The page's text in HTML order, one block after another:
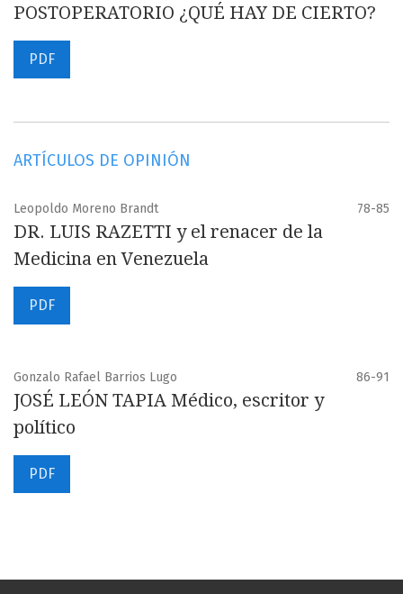
POSTOPERATORIO ¿QUÉ HAY DE CIERTO?
PDF
ARTÍCULOS DE OPINIÓN
Leopoldo Moreno Brandt 78-85
DR. LUIS RAZETTI y el renacer de la
Medicina en Venezuela
PDF
Gonzalo Rafael Barrios Lugo 86-91
JOSÉ LEÓN TAPIA Médico, escritor y
político
PDF